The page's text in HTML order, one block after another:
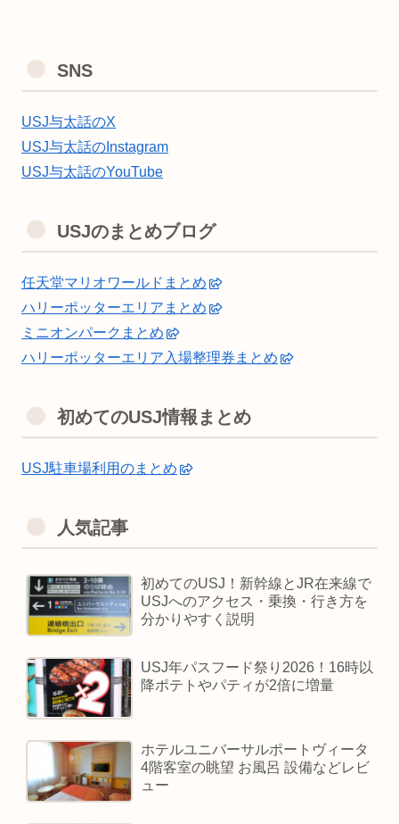
SNS
USJ与太話のX
USJ与太話のInstagram
USJ与太話のYouTube
USJのまとめブログ
任天堂マリオワールドまとめ
ハリーポッターエリアまとめ
ミニオンパークまとめ
ハリーポッターエリア入場整理券まとめ
初めてのUSJ情報まとめ
USJ駐車場利用のまとめ
人気記事
初めてのUSJ！新幹線とJR在来線で
USJへのアクセス・乗換・行き方を
分かりやすく説明
USJ年パスフード祭り2026！16時以
降ポテトやパティが2倍に増量
ホテルユニバーサルポートヴィータ
4階客室の眺望 お風呂 設備などレビ
ュー